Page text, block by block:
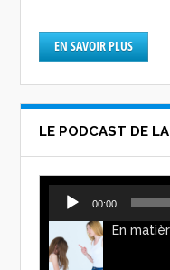
EN SAVOIR PLUS
LE PODCAST DE
Lecteur
audio
00:00